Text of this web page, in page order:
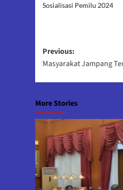
Sosialisasi Pemilu 2024
Post
navigation
Previous:
Masyarakat Jampang
More Stories